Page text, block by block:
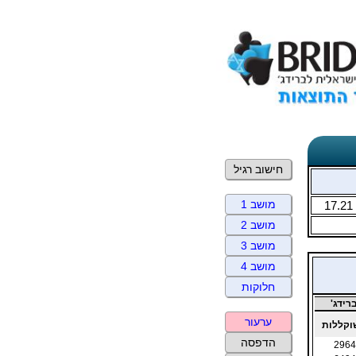
17.21
2964
חישוב רגיל
מושב 1
מושב 2
מושב 3
מושב 4
חלוקות
ערעור
הדפסה